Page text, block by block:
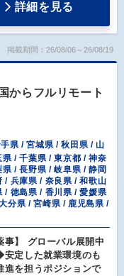
詳細を見る
掲載期間：26/08/06～26/08/19
からフルリモート
県 / 宮城県 / 秋田県 / 山
/ 千葉県 / 東京都 / 神奈
/ 長野県 / 岐阜県 / 静岡
/ 兵庫県 / 奈良県 / 和歌山
/ 徳島県 / 香川県 / 愛媛県
分県 / 宮崎県 / 鹿児島県 /
事】 グローバル展開中
定した就業環境のも
進を担うポジションで